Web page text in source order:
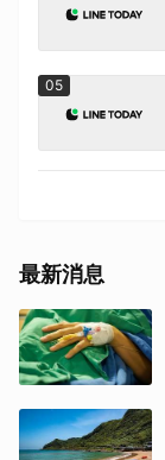
05
最新消息